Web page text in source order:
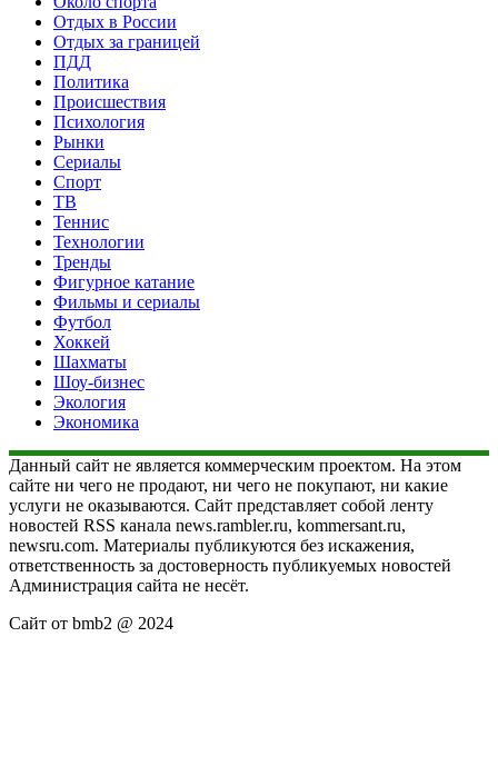
Отдых в России
Отдых за границей
ПДД
Политика
Происшествия
Психология
Рынки
Сериалы
Спорт
ТВ
Теннис
Технологии
Тренды
Фигурное катание
Фильмы и сериалы
Футбол
Хоккей
Шахматы
Шоу-бизнес
Экология
Экономика
Данный сайт не является коммерческим проектом. На этом
сайте ни чего не продают, ни чего не покупают, ни какие
услуги не оказываются. Сайт представляет собой ленту
новостей RSS канала news.rambler.ru, kommersant.ru,
newsru.com. Материалы публикуются без искажения,
ответственность за достоверность публикуемых новостей
Администрация сайта не несёт.
Сайт от bmb2 @ 2024